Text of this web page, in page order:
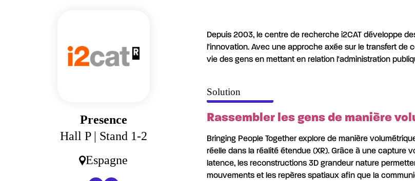
Presence
Hall P| Stand 1-2
Espagne
Depuis 2003, le centre de recherche i2CAT développe
l'innovation. Avec une approche axée sur le transfert de
vie des gens en mettant en relation l'administration
Solution
Rassembler les gens de manière
Bringing People Together explore de manière
réelle dans la réalité étendue (XR). Grâce à une capture
latence, les reconstructions 3D grandeur nature
mouvements et les repères spatiaux afin que la